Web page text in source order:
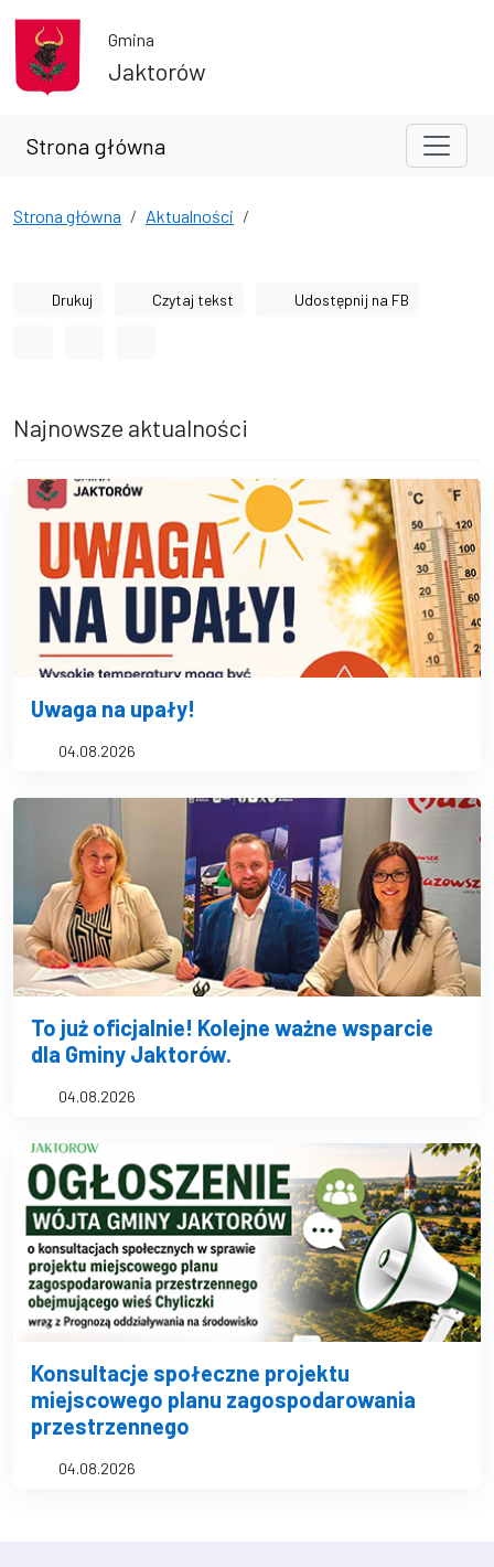
Gmina
Jaktorów
Strona główna
Strona główna Aktualności
Drukuj Czytaj tekst Udostępnij na FB
Najnowsze aktualności
Uwaga na upały!
04.08.2026
To już oficjalnie! Kolejne ważne wsparcie
dla Gminy Jaktorów.
04.08.2026
Konsultacje społeczne projektu
miejscowego planu zagospodarowania
przestrzennego
04.08.2026